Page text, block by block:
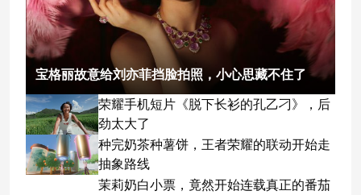
宝格丽故意给刘亦菲挡脸拍照，小心思藏不住了
荣耀手机短片《脱下长衫的孔乙刁》，后
劲太大了
种完奶茶种薯饼，王者荣耀的联动开始走
抽象路线
茉莉奶白小票，竟然开始连载真正的番茄